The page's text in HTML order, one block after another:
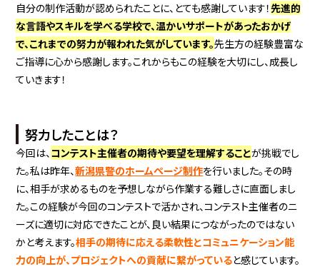
自分の制作活動が認められたことに、とても感謝しています！先進的
な言語やスキルを学べる学校で、温かいサポートがあったおかげ
で、これまでの努力が報われた気がしています。先生方の経験豊富な
ご指導に心から感謝します。これからもこの経験を大切にし、成長し
ていきます！
努力したことは？
今回は、コンテスト主催者の期待や要望を理解することが挑戦でし
た。私は昨年、新潟県警のホームページ制作を行いました。その時
に、相手が求めるものを予想しながら作業する難しさに直面しまし
た。この経験が今回のコンテストで活かされ、コンテスト主催者のニ
ーズに適切に対応できたことが、良い結果につながったのではない
かと考えます。相手の期待に応える柔軟性とコミュニケーション能
力の向上が、プロジェクトへの貢献に繋がっていると感じています。